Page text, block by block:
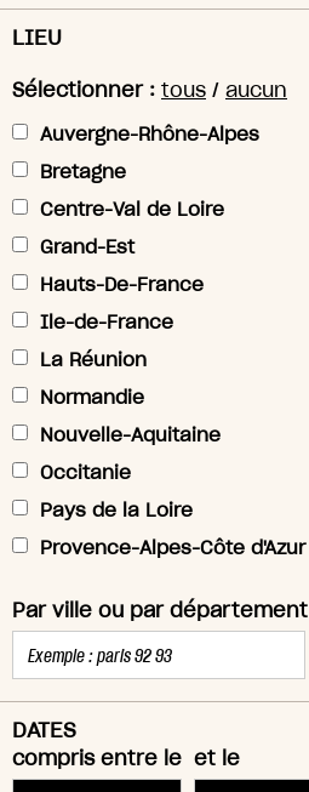
LIEU
Sélectionner : tous / aucun
Auvergne-Rhône-Alpes
Bretagne
Centre-Val de Loire
Grand-Est
Hauts-De-France
Ile-de-France
La Réunion
Normandie
Nouvelle-Aquitaine
Occitanie
Pays de la Loire
Provence-Alpes-Côte d'Azur
Par ville ou par département
DATES
compris entre le et le